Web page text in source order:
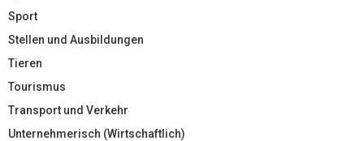
Sport
Stellen und Ausbildungen
Tieren
Tourismus
Transport und Verkehr
Unternehmerisch (Wirtschaftlich)